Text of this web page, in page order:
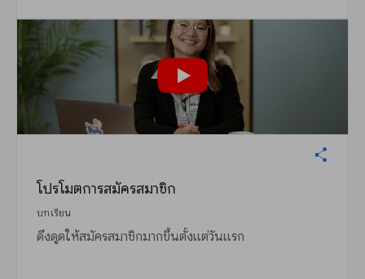
โปรโมตการสมัครสมาชิก
บทเรียน
ดึงดูดให้สมัครสมาชิกมากขึ้นตั้งแต่วันแรก